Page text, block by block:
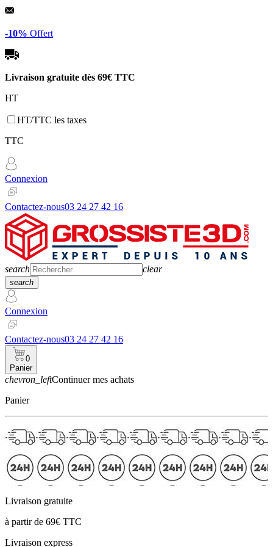
Panneau de gestion des cookies
-10% Offert
Livraison gratuite dès 69€ TTC
HT
HT/TTC les taxes
TTC
Connexion
Contactez-nous03 24 27 42 16
search clear
search
Connexion
Contactez-nous03 24 27 42 16
0
Panier
chevron_leftContinuer mes achats
Panier
Livraison gratuite
à partir de 69€ TTC
Livraison express